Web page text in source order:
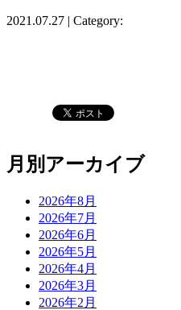
2021.07.27 | Category:
月別アーカイブ
2026年8月
2026年7月
2026年6月
2026年5月
2026年4月
2026年3月
2026年2月